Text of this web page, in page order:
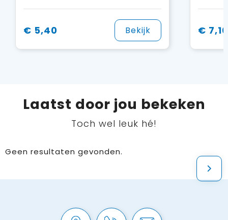
€ 5,40 Bekijk € 7,10
Laatst door jou bekeken
Toch wel leuk hé!
Geen resultaten gevonden.